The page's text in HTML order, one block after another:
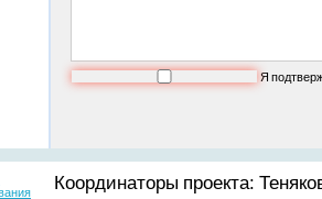
Я
Координаторы проекта: